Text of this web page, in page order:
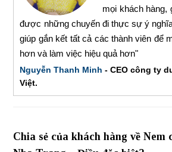
mọi khách hàng,
được những chuyến đi thực sự ý
giúp gắn kết tất cả các thành viên để
hơn và làm việc hiệu quả hơn"
Nguyễn Thanh Minh - CEO công ty
Việt.
Chia sẻ của khách hàng về Nem